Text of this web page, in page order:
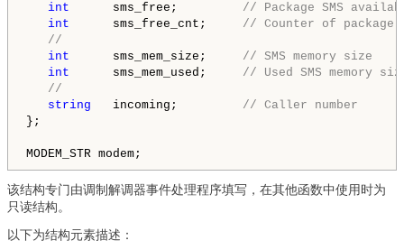
int sms_free; // Package SMS
int sms_free_cnt; // Counter of package
//
int sms_mem_size; // SMS memory size
int sms_mem_used; // Used SMS memory
//
string incoming; // Caller number
};
该结构专门由调制解调器事件处理程序填写，在其他函数中使用时为
只读结构。
以下为结构元素描述：